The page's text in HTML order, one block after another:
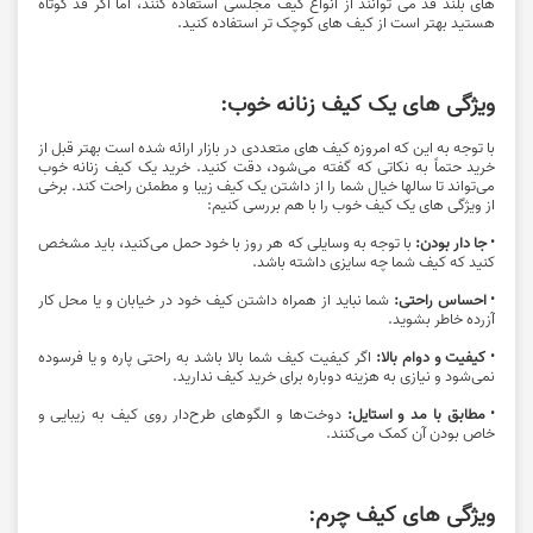
هستید بهتر است از کیف های کوچک تر استفاده کنید.
ویژگی های یک کیف زنانه خوب:
با توجه به این که امروزه کیف های متعددی در بازار ارائه شده است بهتر قبل از
خرید حتماً به نکاتی که گفته می‌‌شود، دقت کنید. خرید یک کیف زنانه خوب
می‌تواند تا سالها خیال شما را از داشتن یک کیف زیبا و مطمئن راحت کند. برخی
از ویژگی های یک کیف خوب را با هم بررسی کنیم:
•جا دار بودن: با توجه به وسایلی که هر روز با خود حمل می‌کنید، باید مشخص
کنید که کیف شما چه سایزی داشته باشد.
•احساس راحتی: شما نباید از همراه داشتن کیف خود در خیابان و یا محل کار
آزرده خاطر بشوید.
• کیفیت و دوام بالا: اگر کیفیت کیف شما بالا باشد به راحتی پاره و یا فرسوده
نمی‌شود و نیازی به هزینه دوباره برای خرید کیف ندارید.
•مطابق با مد و استایل:دوخت‌ها و الگوهای طرح‌دار روی کیف به زیبایی و
خاص بودن آن کمک می‌کنند.
ویژگی های کیف چرم: